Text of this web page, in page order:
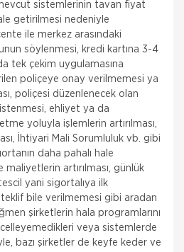
sistemlerinin tavan fiyat
getirilmesi nedeniyle
ile merkez arasındaki
söylenmesi, kredi kartına 3-4
tek çekim uygulamasına
poliçeye onay verilmemesi ya
poliçesi düzenlenecek olan
ehliyet ya da
yoluyla işlemlerin artırılması,
İhtiyari Mali Sorumluluk vb. gibi
daha pahalı hale
artırılması, günlük
yani sigortalıya ilk
bile verilmemesi gibi aradan
şirketlerin hala programlarını
veya sistemlerde
bazı şirketler de keyfe keder ve